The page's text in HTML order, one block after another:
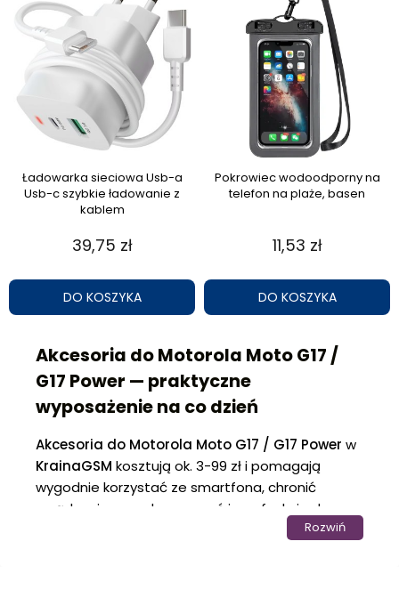
Ładowarka sieciowa Usb-a
Usb-c szybkie ładowanie z
kablem
39,75 zł
DO KOSZYKA
Pokrowiec wodoodporny na
telefon na plaże, basen
11,53 zł
DO KOSZYKA
Akcesoria do Motorola Moto G17 /
G17 Power — praktyczne
wyposażenie na co dzień
Akcesoria do Motorola Moto G17 / G17 Power w
KrainaGSM kosztują ok. 3-99 zł i pomagają
wygodnie korzystać ze smartfona, chronić
urządzenie oraz dopasować jego funkcje do
własnych potrzeb. Kategoria będzie dobrym
Rozwiń